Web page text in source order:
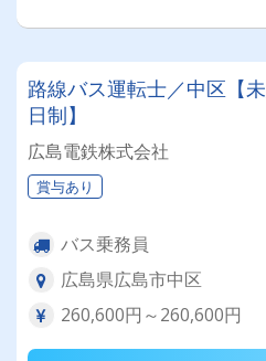
路線バス運転士／中区【
日制】
広島電鉄株式会社
賞与あり
バス乗務員
広島県広島市中区
260,600円～260,600円